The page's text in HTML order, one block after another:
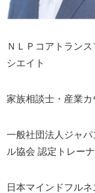
ＮＬＰコアトラン
シエイト
家族相談士・産業カ
一般社団法人ジャ
ル協会 認定トレー
日本マインドフル